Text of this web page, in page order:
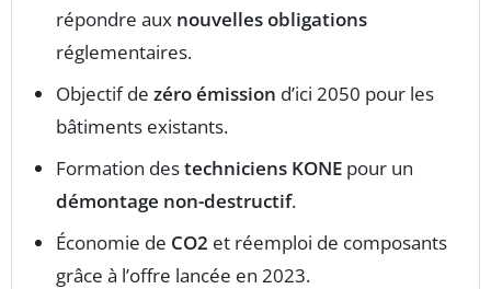
répondre aux nouvelles obligations
réglementaires.
Objectif de zéro émission d’ici 2050 pour les
bâtiments existants.
Formation destechniciens KONE pour un
démontage non-destructif.
Économie de CO2 et réemploi de composants
grâce à l’offre lancée en 2023.